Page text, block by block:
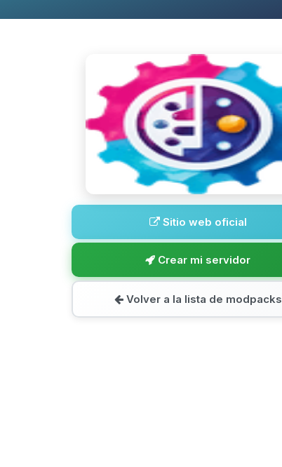
Sitio web oficial
Crear mi servidor
Volver a la lista de modpacks